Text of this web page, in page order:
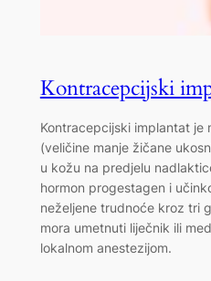
Kontracepcijski
Kontracepcijski implantat je
(veličine manje žičane
u kožu na predjelu
hormon progestagen i
neželjene trudnoće kroz tri
mora umetnuti liječnik ili
lokalnom anestezijom.